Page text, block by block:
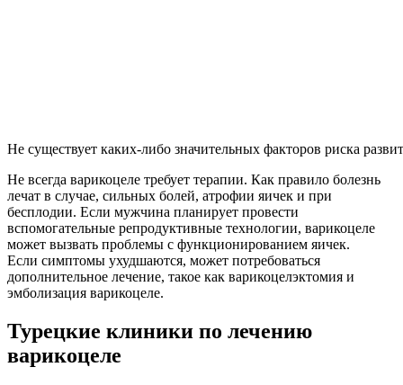
Не существует каких-либо значительных факторов риска
Не всегда варикоцеле требует терапии. Как правило болезнь
лечат в случае, сильных болей, атрофии яичек и при
бесплодии. Если мужчина планирует провести
вспомогательные репродуктивные технологии, варикоцеле
может вызвать проблемы с функционированием яичек.
Если симптомы ухудшаются, может потребоваться
дополнительное лечение, такое как варикоцелэктомия и
эмболизация варикоцеле.
Турецкие клиники по лечению
варикоцеле